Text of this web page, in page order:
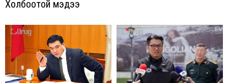
Холбоотой мэдээ